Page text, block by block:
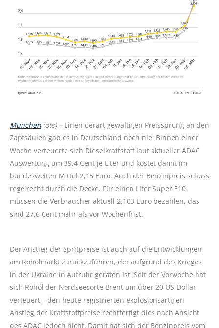
München (ots) – Einen derart gewaltigen Preissprung an den
Zapfsäulen gab es in Deutschland noch nie: Binnen einer
Woche verteuerte sich Dieselkraftstoff laut aktueller ADAC
Auswertung um 39,4 Cent je Liter und kostet damit im
bundesweiten Mittel 2,15 Euro. Auch der Benzinpreis schoss
regelrecht durch die Decke. Für einen Liter Super E10
müssen die Verbraucher aktuell 2,103 Euro bezahlen, das
sind 27,6 Cent mehr als vor Wochenfrist.
Der Anstieg der Spritpreise ist auch auf die Entwicklungen
am Rohölmarkt zurückzuführen, der aufgrund des Krieges
in der Ukraine in Aufruhr geraten ist. Seit der Vorwoche hat
sich Rohöl der Nordseesorte Brent um über 20 US-Dollar
verteuert – den heute registrierten explosionsartigen
Anstieg der Kraftstoffpreise rechtfertigt dies nach Ansicht
des ADAC jedoch nicht. Damit hat sich der Benzinpreis vom